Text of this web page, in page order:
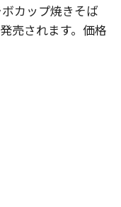
カップ焼きそば
売されます。価格